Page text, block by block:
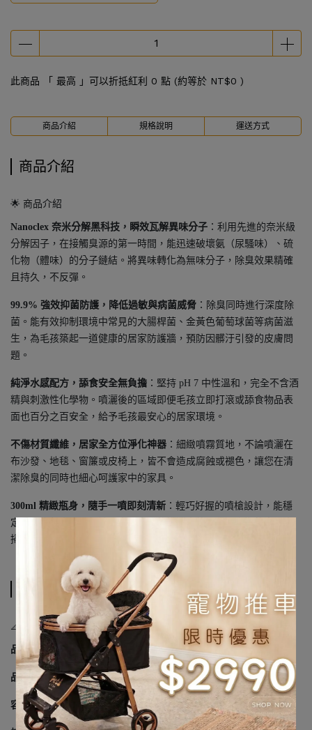
此商品 「 最高 」可以折抵紅利 0 點 (約等於 NT$0 )
商品介紹 規格說明 運送方式
商品介紹
🌟 商品介紹
Nanoclex 奈米分解黑科技，瞬效瓦解異味分子 ：利用先進的奈米級
分解因子，在接觸臭源的第一時間，能迅速破壞氨（尿騷味）、硫
化物（體味）的分子鏈結。將異味轉化為無味分子，除臭效果精確
且持久，不反彈。
99.9% 強效抑菌防護，降低過敏與病菌威脅 ：除臭同時進行深度除
菌。能有效抑制環境中常見的大腸桿菌、金黃色葡萄球菌等病菌滋
生，為毛孩築起一道健康的居家防護牆，預防因髒汙引發的皮膚問
題。
純淨水感配方，舔食安全無負擔 ：堅持 pH 7 中性溫和，完全不含酒
精與刺激性化學物。噴灑後的區域即便毛孩立即打滾或舔食物品表
面也百分之百安全，給予毛孩最安心的居家環境。
不傷材質纖維，居家全方位淨化神器 ：細緻噴霧質地，不論噴灑在
布沙發、地毯、窗簾或皮椅上，皆不會造成腐蝕或褪色，讓您在清
潔除臭的同時也細心呵護家中的家具。
300ml 精緻瓶身，隨手一噴即刻清新 ：輕巧好握的噴槍設計，能穩
定噴出均勻水霧。無論是處理突發的排泄意外，或是定期的室內大
掃除，都能輕鬆上手，恢復居家的高品質空氣感。
規格說明
📐 商品規格
品牌：光能淨 Photocatalyst
品名 ：瞬間去味除菌噴霧 (Odor Eliminator Spray)
容量：300 ml / 瓶